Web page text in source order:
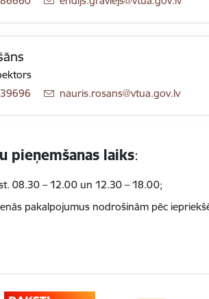
E-pasts:
nauris.rosans@vtua.gov.lv
pieņemšanas laiks:
08.30 – 12.00 un 12.30 – 18.00;
pakalpojumus nodrošinām pēc